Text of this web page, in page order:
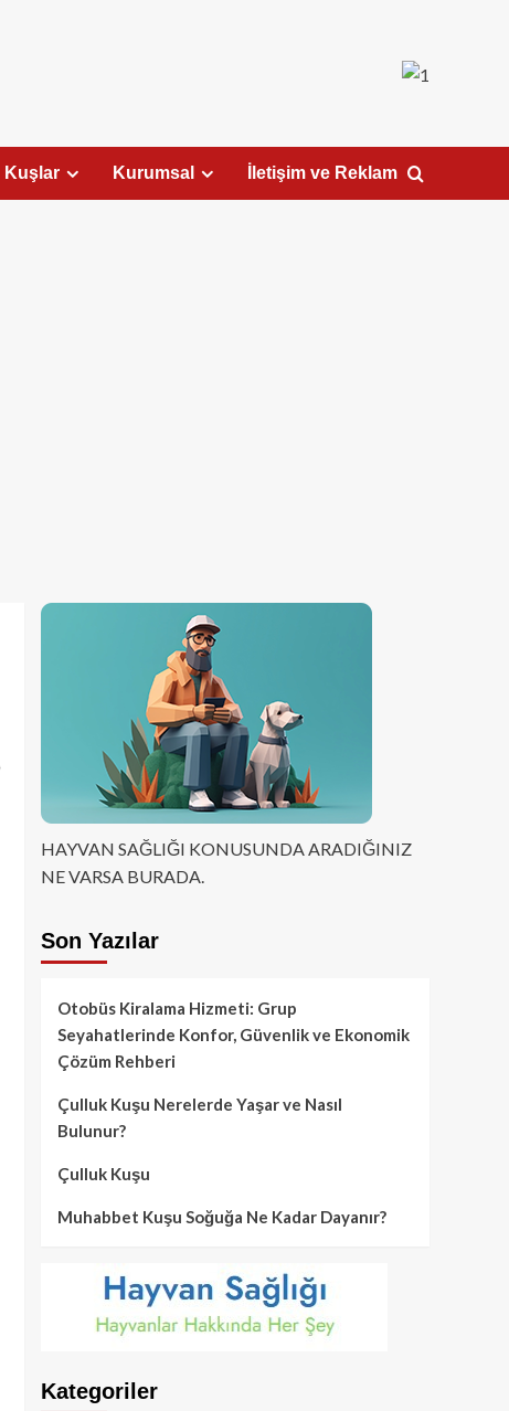
Kuşlar Kurumsal İletişim ve Reklam
HAYVAN SAĞLIĞI KONUSUNDA ARADIĞINIZ
NE VARSA BURADA.
Son Yazılar
Otobüs Kiralama Hizmeti: Grup
Seyahatlerinde Konfor, Güvenlik ve Ekonomik
Çözüm Rehberi
Çulluk Kuşu Nerelerde Yaşar ve Nasıl
Bulunur?
Çulluk Kuşu
Muhabbet Kuşu Soğuğa Ne Kadar Dayanır?
Kategoriler